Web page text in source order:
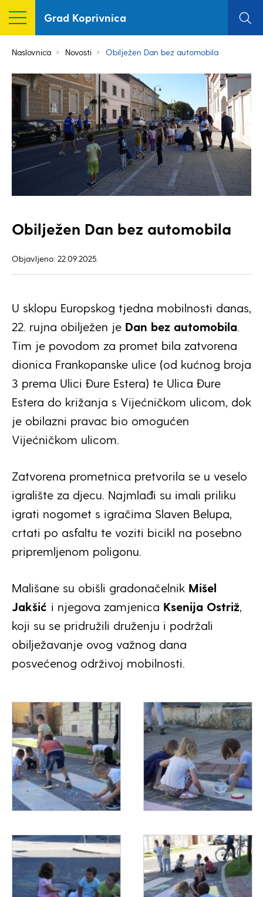
Grad Koprivnica
Naslovnica Novosti Obilježen Dan bez automobila
Obilježen Dan bez automobila
Objavljeno: 22.09.2025.
U sklopu Europskog tjedna mobilnosti danas,
22. rujna obilježen je Dan bez automobila
Tim je povodom za promet bila zatvorena
dionica Frankopanske ulice (od kućnog broja
3 prema Ulici Đure Estera) te Ulica Đure
Estera do križanja s Vijećničkom ulicom, dok
je obilazni pravac bio omogućen
Vijećničkom ulicom.
Zatvorena prometnica pretvorila se u veselo
igralište za djecu. Najmlađi su imali priliku
igrati nogomet s igračima Slaven Belupa,
crtati po asfaltu te voziti bicikl na posebno
pripremljenom poligonu.
Mališane su obišli gradonačelnik Mišel
Jakšić i njegova zamjenica Ksenija Ostriž
koji su se pridružili druženju i podržali
obilježavanje ovog važnog dana
posvećenog održivoj mobilnosti.